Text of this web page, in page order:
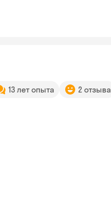
13 лет опыта 2 отзыва